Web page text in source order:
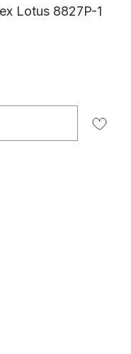
Lotus 8827P-1